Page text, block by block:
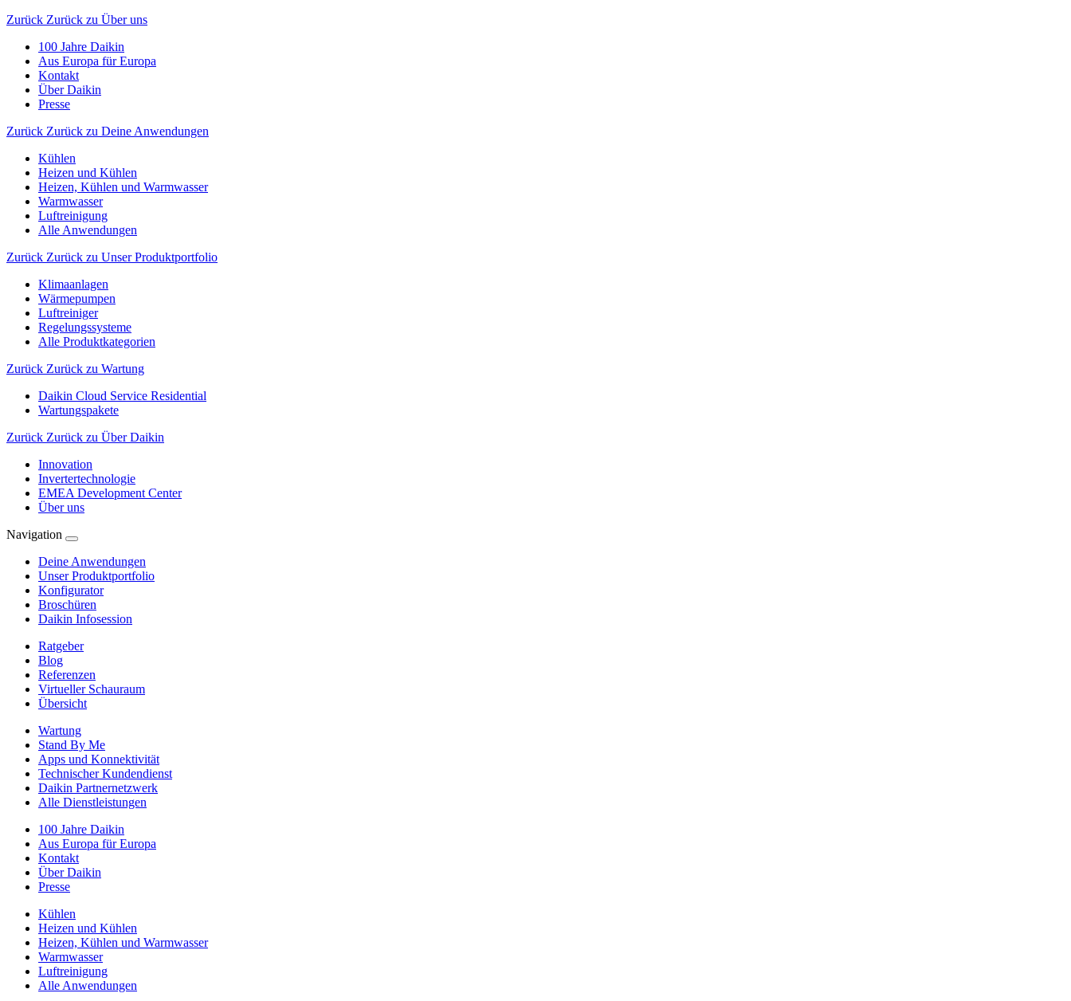
Zurück Zurück zu Über uns
100 Jahre Daikin
Aus Europa für Europa
Kontakt
Über Daikin
Presse
Zurück Zurück zu Deine Anwendungen
Kühlen
Heizen und Kühlen
Heizen, Kühlen und Warmwasser
Warmwasser
Luftreinigung
Alle Anwendungen
Zurück Zurück zu Unser Produktportfolio
Klimaanlagen
Wärmepumpen
Luftreiniger
Regelungssysteme
Alle Produktkategorien
Zurück Zurück zu Wartung
Daikin Cloud Service Residential
Wartungspakete
Zurück Zurück zu Über Daikin
Innovation
Invertertechnologie
EMEA Development Center
Über uns
Navigation
Deine Anwendungen
Unser Produktportfolio
Konfigurator
Broschüren
Daikin Infosession
Ratgeber
Blog
Referenzen
Virtueller Schauraum
Übersicht
Wartung
Stand By Me
Apps und Konnektivität
Technischer Kundendienst
Daikin Partnernetzwerk
Alle Dienstleistungen
100 Jahre Daikin
Aus Europa für Europa
Kontakt
Über Daikin
Presse
Kühlen
Heizen und Kühlen
Heizen, Kühlen und Warmwasser
Warmwasser
Luftreinigung
Alle Anwendungen